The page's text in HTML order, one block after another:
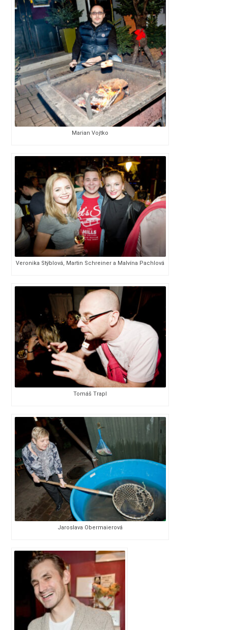
Marian Vojtko
Veronika Stýblová, Martin Schreiner a Malvína Pachlová
Tomáš Trapl
Jaroslava Obermaierová